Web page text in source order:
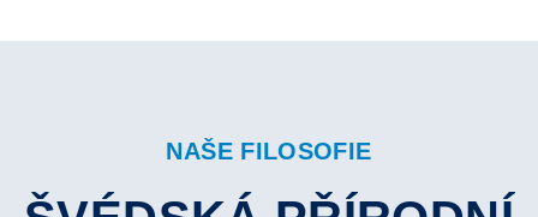
NAŠE FILOSOFIE